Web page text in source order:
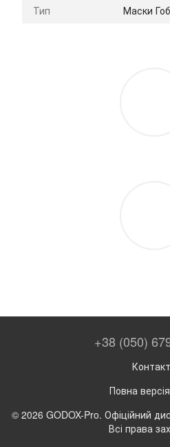
Тип Маски
+38 (050)
Повна
© 2026 GODOX-Pro. Офіційний
Всі права